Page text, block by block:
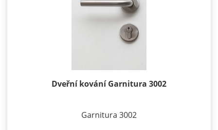
PZ RE - klika pravá / koule
Dveřní kování Garnitura 3002
Garnitura 3002